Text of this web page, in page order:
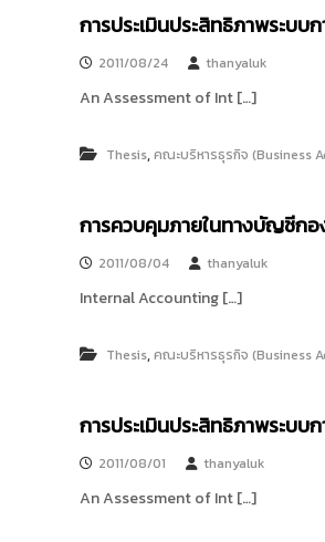
การประเมินประสิทธิภาพระบ
2011/08/24 thanyaluk
An Assessment of Int […]
Thesis,คณะบริหารธุรกิจ (Business
การควบคุมภายในทางบัญชีกอ
2011/08/04 thanyaluk
Internal Accounting […]
Thesis,คณะบริหารธุรกิจ (Business
การประเมินประสิทธิภาพระบ
2011/08/01 thanyaluk
An Assessment of Int […]